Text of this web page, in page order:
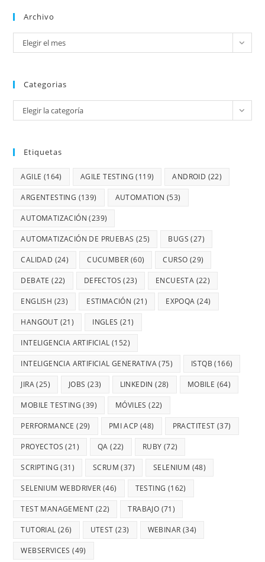
Archivo
Elegir el mes
Categorias
Elegir la categoría
Etiquetas
AGILE (164) AGILE TESTING (119) ANDROID (22)
ARGENTESTING (139) AUTOMATION (53)
AUTOMATIZACIÓN (239)
AUTOMATIZACIÓN DE PRUEBAS (25) BUGS (27)
CALIDAD (24) CUCUMBER (60) CURSO (29)
DEBATE (22) DEFECTOS (23) ENCUESTA (22)
ENGLISH (23) ESTIMACIÓN (21) EXPOQA (24)
HANGOUT (21) INGLES (21)
INTELIGENCIA ARTIFICIAL (152)
INTELIGENCIA ARTIFICIAL GENERATIVA(75) ISTQB (166)
JIRA(25) JOBS (23) LINKEDIN (28) MOBILE (64)
MOBILE TESTING (39) MÓVILES (22)
PERFORMANCE (29) PMI ACP (48) PRACTITEST (37)
PROYECTOS (21) QA (22) RUBY (72)
SCRIPTING (31) SCRUM (37) SELENIUM (48)
SELENIUM WEBDRIVER (46) TESTING (162)
TEST MANAGEMENT (22) TRABAJO (71)
TUTORIAL (26) UTEST (23) WEBINAR (34)
WEBSERVICES (49)